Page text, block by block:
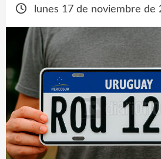
lunes 17 de noviembre de